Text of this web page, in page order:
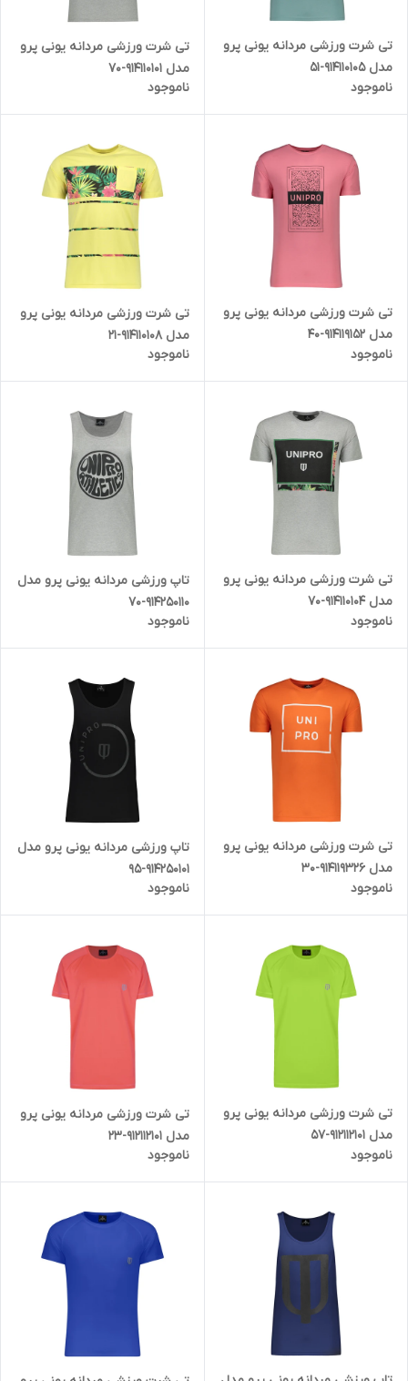
تی شرت ورزشی مردانه یونی پرو
مدل 914110105-51
ناموجود
تی شرت ورزشی مردانه یونی پرو
مدل 914110101-70
ناموجود
تی شرت ورزشی مردانه یونی پرو
مدل 914119152-40
ناموجود
تی شرت ورزشی مردانه یونی پرو
مدل 914110108-21
ناموجود
تی شرت ورزشی مردانه یونی پرو
مدل 914110104-70
ناموجود
تاپ ورزشی مردانه یونی پرو مدل
914250110-70
ناموجود
تی شرت ورزشی مردانه یونی پرو
مدل 914119326-30
ناموجود
تاپ ورزشی مردانه یونی پرو مدل
914250101-95
ناموجود
تی شرت ورزشی مردانه یونی پرو
مدل 912112101-57
ناموجود
تی شرت ورزشی مردانه یونی پرو
مدل 912112101-23
ناموجود